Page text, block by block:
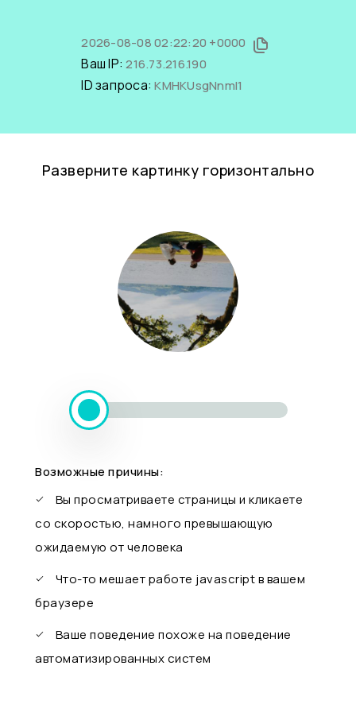
2026-08-08 02:22:20 +0000
Ваш IP:216.73.216.190
ID запроса:KMHKUsgNnmI1
Разверните картинку горизонтально
Возможные причины:
Вы просматриваете страницы и кликаете
со скоростью, намного превышающую
ожидаемую от человека
Что-то мешает работе javascript в вашем
браузере
Ваше поведение похоже на поведение
автоматизированных систем